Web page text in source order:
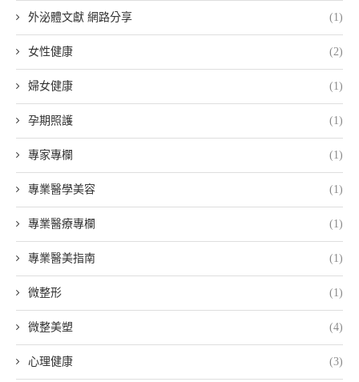
外泌體文獻 網路分享 (1)
女性健康 (2)
婦女健康 (1)
孕期照護 (1)
專家專欄 (1)
專業醫學美容 (1)
專業醫療專欄 (1)
專業醫美指南 (1)
微整形 (1)
微整美塑 (4)
心理健康 (3)